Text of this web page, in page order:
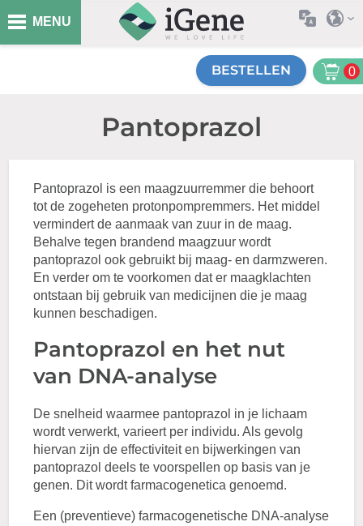
MENU
BESTELLEN 0
Pantoprazol
Pantoprazol is een maagzuurremmer die behoort
tot de zogeheten protonpompremmers. Het middel
vermindert de aanmaak van zuur in de maag.
Behalve tegen brandend maagzuur wordt
pantoprazol ook gebruikt bij maag- en darmzweren.
En verder om te voorkomen dat er maagklachten
ontstaan bij gebruik van medicijnen die je maag
kunnen beschadigen.
Pantoprazol en het nut
van DNA-analyse
De snelheid waarmee pantoprazol in je lichaam
wordt verwerkt, varieert per individu. Als gevolg
hiervan zijn de effectiviteit en bijwerkingen van
pantoprazol deels te voorspellen op basis van je
genen. Dit wordt farmacogenetica genoemd.
Een (preventieve) farmacogenetische DNA-analyse